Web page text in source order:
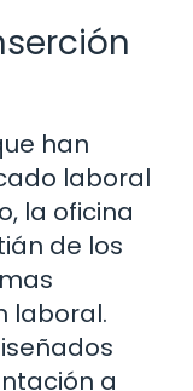
han
laboral
la oficina
de los
laboral.
a